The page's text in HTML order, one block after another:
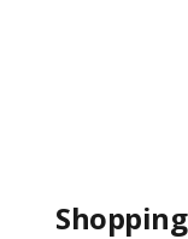
Shopping